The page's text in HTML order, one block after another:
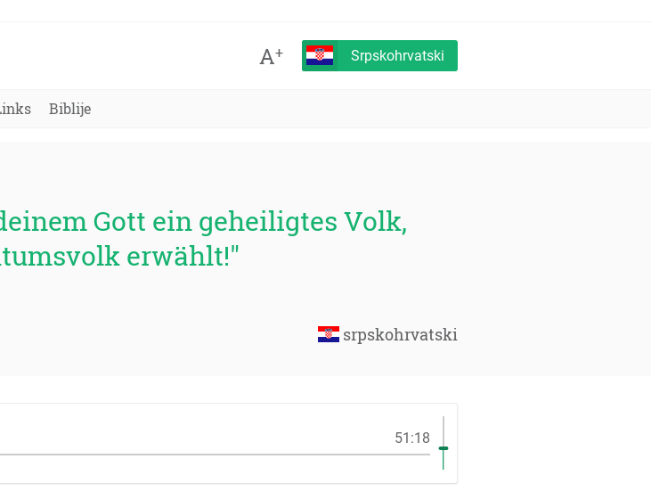
A+ Srpskohrvatski
Biblije
Gott ein geheiligtes Volk,
erwählt!"
srpskohrvatski
51:18